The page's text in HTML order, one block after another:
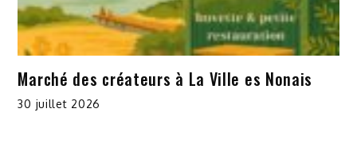
Marché des créateurs à La Ville es Nonais
30 juillet 2026